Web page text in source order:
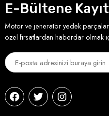
E-Bültene
Motor ve jeneratör yedek
özel fırsatlardan haberdar olmak